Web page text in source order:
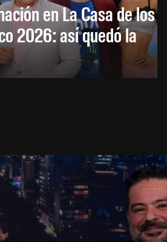
en La Casa de los
2026: así quedó la